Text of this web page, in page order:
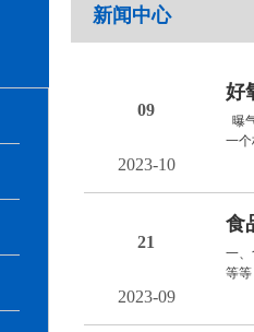
新闻中心
09
2023-10
好
曝
一
21
2023-09
食
一
等